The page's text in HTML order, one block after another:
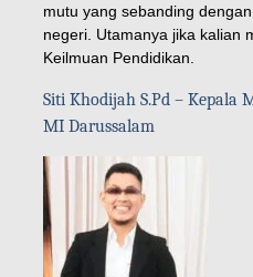
mutu yang sebanding
negeri. Utamanya jika kalian
Keilmuan Pendidikan.
Siti Khodijah S.Pd – Kepala
MI Darussalam